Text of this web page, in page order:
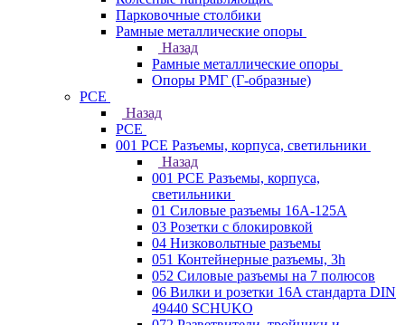
Парковочные столбики
Рамные металлические опоры
Назад
Рамные металлические опоры
Опоры РМГ (Г-образные)
PCE
Назад
PCE
001 PCE Разъемы, корпуса, светильники
Назад
001 PCE Разъемы, корпуса,
светильники
01 Силовые разъемы 16А-125А
03 Розетки с блокировкой
04 Низковольтные разъемы
051 Контейнерные разъемы, 3h
052 Силовые разъемы на 7 полюсов
06 Вилки и розетки 16A стандарта DIN
49440 SCHUKO